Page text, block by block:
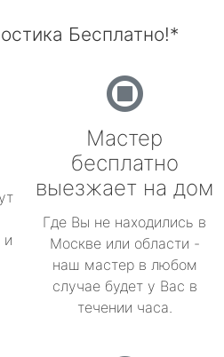
Бесплатно!*
и
Мастер
бесплатно
выезжает на дом
Где Вы не находились в
Москве или области -
наш мастер в любом
случае будет у Вас в
течении часа.